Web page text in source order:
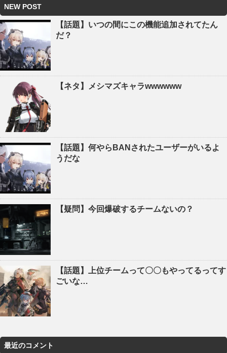
NEW POST
【話題】いつの間にこの機能追加されてたん
だ？
【ネタ】メシマズキャラwwwwww
【話題】何やらBANされたユーザーがいるよ
うだな
【疑問】今回爆破するチームないの？
【話題】上位チームって〇〇もやってるってす
ごいな…
最近のコメント